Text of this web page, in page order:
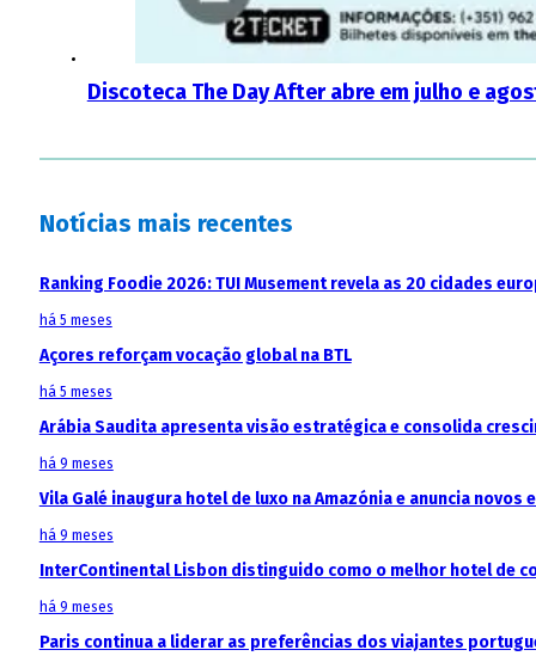
Discoteca The Day After abre em julho e
Notícias mais recentes
Ranking Foodie 2026: TUI Musement revela as 20 cidades
há 5 meses
Açores reforçam vocação global na BTL
há 5 meses
Arábia Saudita apresenta visão estratégica e consolida
há 9 meses
Vila Galé inaugura hotel de luxo na Amazónia e anuncia
há 9 meses
InterContinental Lisbon distinguido como o melhor hotel de
há 9 meses
Paris continua a liderar as preferências dos viajantes